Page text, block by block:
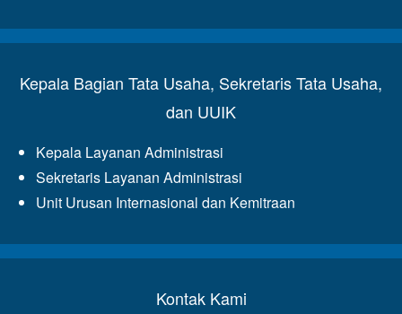
Kepala Bagian Tata Usaha, Sekretaris Tata Usaha,
dan UUIK
Kepala Layanan Administrasi
Sekretaris Layanan Administrasi
Unit Urusan Internasional dan Kemitraan
Kontak Kami